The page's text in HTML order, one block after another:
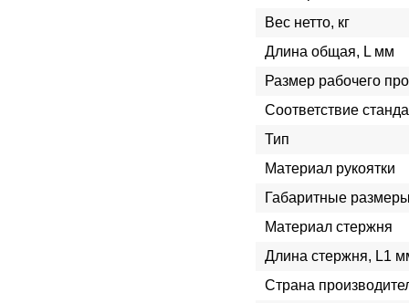
Вес нетто, кг
Длина общая, L мм
Размер рабочего
Соответствие
Тип
Материал рукоятки
Габаритные
Материал стержня
Длина стержня, L1
Страна